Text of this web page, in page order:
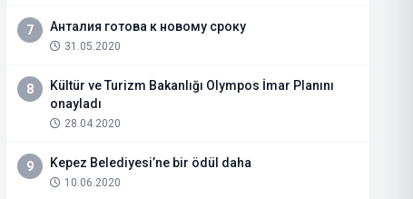
7 Анталия готова к новому сроку
31.05.2020
8
Kültür ve Turizm Bakanlığı Olympos İmar Planını
onayladı
28.04.2020
9 Kepez Belediyesi’ne bir ödül daha
10.06.2020